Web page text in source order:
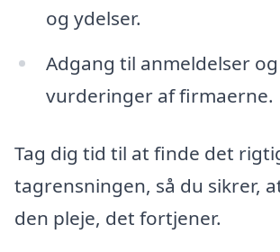
og ydelser.
Adgang til anmeldelser og
vurderinger af firmaerne.
Tag dig tid til at finde det
tagrensningen, så du sikrer,
den pleje, det fortjener.